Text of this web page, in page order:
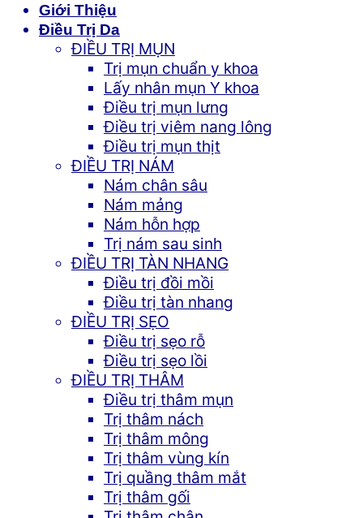
Giới Thiệu
Điều Trị Da
ĐIỀU TRỊ MỤN
Trị mụn chuẩn y khoa
Lấy nhân mụn Y khoa
Điều trị mụn lưng
Điều trị viêm nang lông
Điều trị mụn thịt
ĐIỀU TRỊ NÁM
Nám chân sâu
Nám mảng
Nám hỗn hợp
Trị nám sau sinh
ĐIỀU TRỊ TÀN NHANG
Điều trị đồi mồi
Điều trị tàn nhang
ĐIỀU TRỊ SẸO
Điều trị sẹo rỗ
Điều trị sẹo lồi
ĐIỀU TRỊ THÂM
Điều trị thâm mụn
Trị thâm nách
Trị thâm mông
Trị thâm vùng kín
Trị quầng thâm mắt
Trị thâm gối